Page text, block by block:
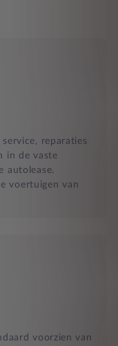
reparaties
in de vaste
autolease.
voertuigen van
voorzien van